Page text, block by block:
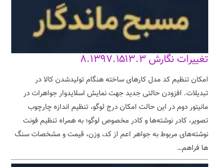
تغییرات نگارش ۸.۱۳۹۷.۱۵۱۳.۳
امکان تنظیم کد مدل کارهای ساخته هنگام تولیدشدن کالا در
تبدیلات. افزودن حالتی جدید جهت نمایش اسلایدوار جواهرات در
مانیتور دوم در این حالت امکان درج لوگو، تنظیم اندازه چارچوب
تصویر، کادر نوشته‌ها و کادر مخصوص لوگو؛ به همراه تنظیم فونت
نوشته‌های مربوط به جواهر اعم از کد، وزن، قیمت و مشخصات سنگ
ها فراهم…